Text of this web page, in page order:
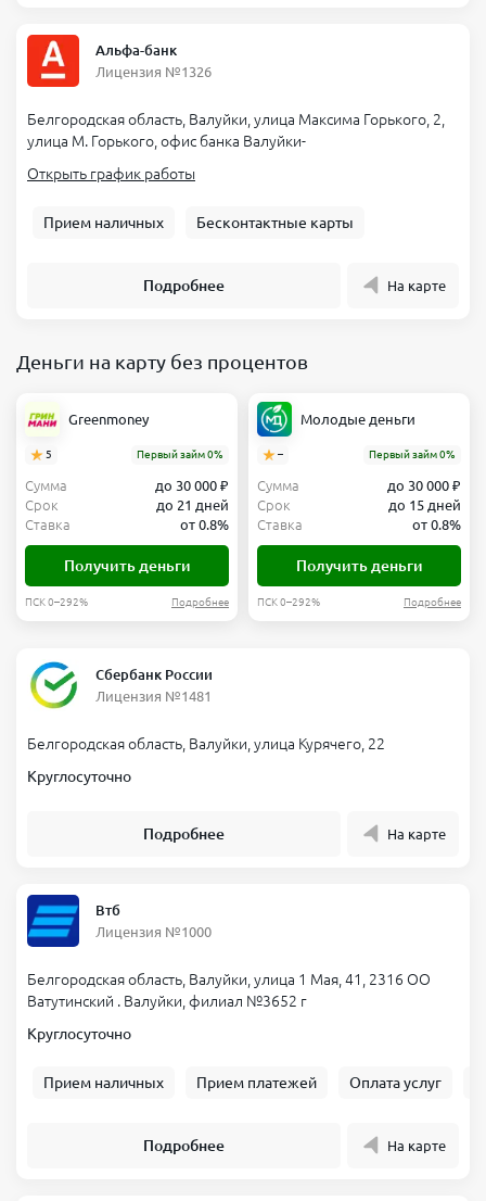
Альфа-банк
Лицензия №1326
Белгородская область, Валуйки, улица Максима Горького, 2,
улица М. Горького, офис банка Валуйки-
Открыть график работы
Прием наличных Бесконтактные карты
Подробнее На карте
Деньги на карту без процентов
Greenmoney
5 Первый займ 0%
Сумма
до 30 000 ₽
Срок
до 21 дней
Ставка
от 0.8%
Получить деньги
ПСК 0–292% Подробнее
Молодые деньги
– Первый займ 0%
Сумма
до 30 000 ₽
Срок
до 15 дней
Ставка
от 0.8%
Получить деньги
ПСК 0–292% Подробнее
Сбербанк России
Лицензия №1481
Белгородская область, Валуйки, улица Курячего, 22
Круглосуточно
Подробнее На карте
Втб
Лицензия №1000
Белгородская область, Валуйки, улица 1 Мая, 41, 2316 ОО
Ватутинский . Валуйки, филиал №3652 г
Круглосуточно
Прием наличных Прием платежей Оплата услуг
Подробнее На карте